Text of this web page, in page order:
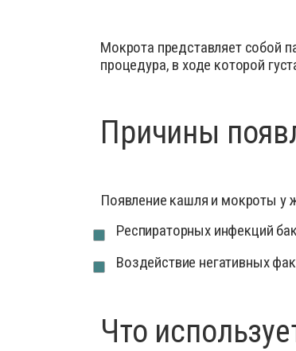
Препараты для свиней
Мокрота представляет собой
процедура, в ходе которой
Причины
Появление кашля и мокроты у
Респираторных инфекций
Воздействие негативных
Что